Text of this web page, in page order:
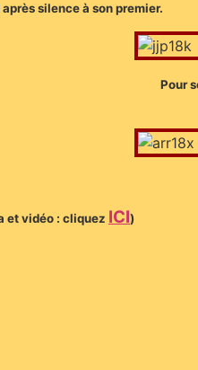
silence à son premier.
Pour
et vidéo : cliquez ICI)